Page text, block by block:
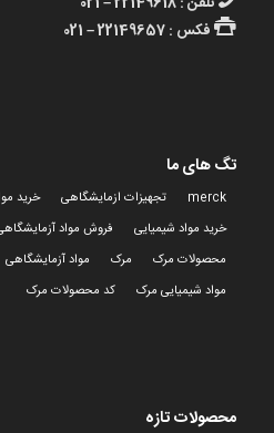
فکس : 22149657 – 021
تگ های ما
merck تجهیزات ازمایشگاهی
خرید
خرید مواد شیمیایی
فروش مواد
محصولات مرک
مرک مواد آزمایشگاهی
مواد شیمیایی مرک
کد محصولات مرک
محصولات تازه